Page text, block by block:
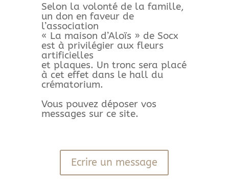
Selon la volonté de la famille,
un don en faveur de
l’association
« La maison d’Aloïs » de Socx
est à privilégier aux fleurs
artificielles
et plaques. Un tronc sera placé
à cet effet dans le hall du
crématorium.
Vous pouvez déposer vos
messages sur ce site.
Ecrire un message